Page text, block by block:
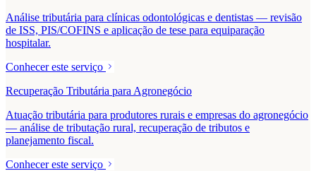
Análise tributária para clínicas odontológicas e dentistas — revisão
de ISS, PIS/COFINS e aplicação de tese para equiparação
hospitalar.
Conhecer este serviço
Recuperação Tributária para Agronegócio
Atuação tributária para produtores rurais e empresas do agronegócio
— análise de tributação rural, recuperação de tributos e
planejamento fiscal.
Conhecer este serviço